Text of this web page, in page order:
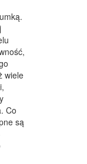
wiele
Co
są